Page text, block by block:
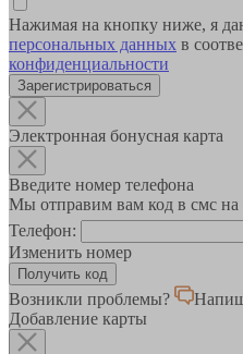
Нажимая на кнопку ниже, я
персональных данных в
конфиденциальности
Зарегистрироваться
Электронная бонусная карта
Введите номер телефона
Мы отправим вам код в смс
Телефон:
Изменить номер
Возникли проблемы?
Добавление карты